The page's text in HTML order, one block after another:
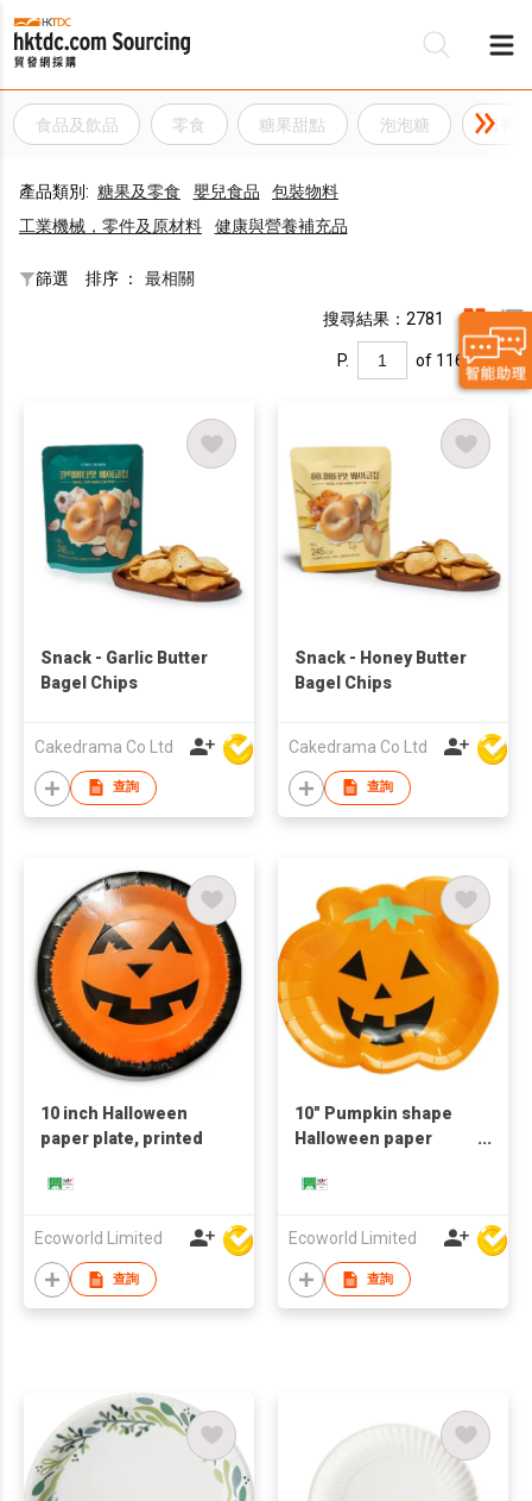
食品及飲品 零食 糖果甜點 泡泡糖 口香
產品類別: 糖果及零食 嬰兒食品
包裝物料
工業機械，零件及原材料
健康與營養補充品
篩選 排序 ： 最相關
搜尋結果：2781
P. of 116
Snack - Garlic Butter
Bagel Chips
Cakedrama Co Ltd
查詢
Snack - Honey Butter
Bagel Chips
Cakedrama Co Ltd
查詢
10 inch Halloween
paper plate, printed
Ecoworld Limited
查詢
10" Pumpkin shape
Halloween paper
Ecoworld Limited
查詢